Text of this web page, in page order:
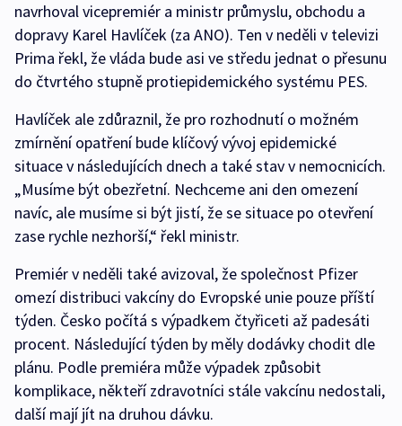
navrhoval vicepremiér a ministr průmyslu, obchodu a
dopravy Karel Havlíček (za ANO). Ten v neděli v televizi
Prima řekl, že vláda bude asi ve středu jednat o přesunu
do čtvrtého stupně protiepidemického systému PES.
Havlíček ale zdůraznil, že pro rozhodnutí o možném
zmírnění opatření bude klíčový vývoj epidemické
situace v následujících dnech a také stav v nemocnicích.
„Musíme být obezřetní. Nechceme ani den omezení
navíc, ale musíme si být jistí, že se situace po otevření
zase rychle nezhorší,“ řekl ministr.
Premiér v neděli také avizoval, že společnost Pfizer
omezí distribuci vakcíny do Evropské unie pouze příští
týden. Česko počítá s výpadkem čtyřiceti až padesáti
procent. Následující týden by měly dodávky chodit dle
plánu. Podle premiéra může výpadek způsobit
komplikace, někteří zdravotníci stále vakcínu nedostali,
další mají jít na druhou dávku.